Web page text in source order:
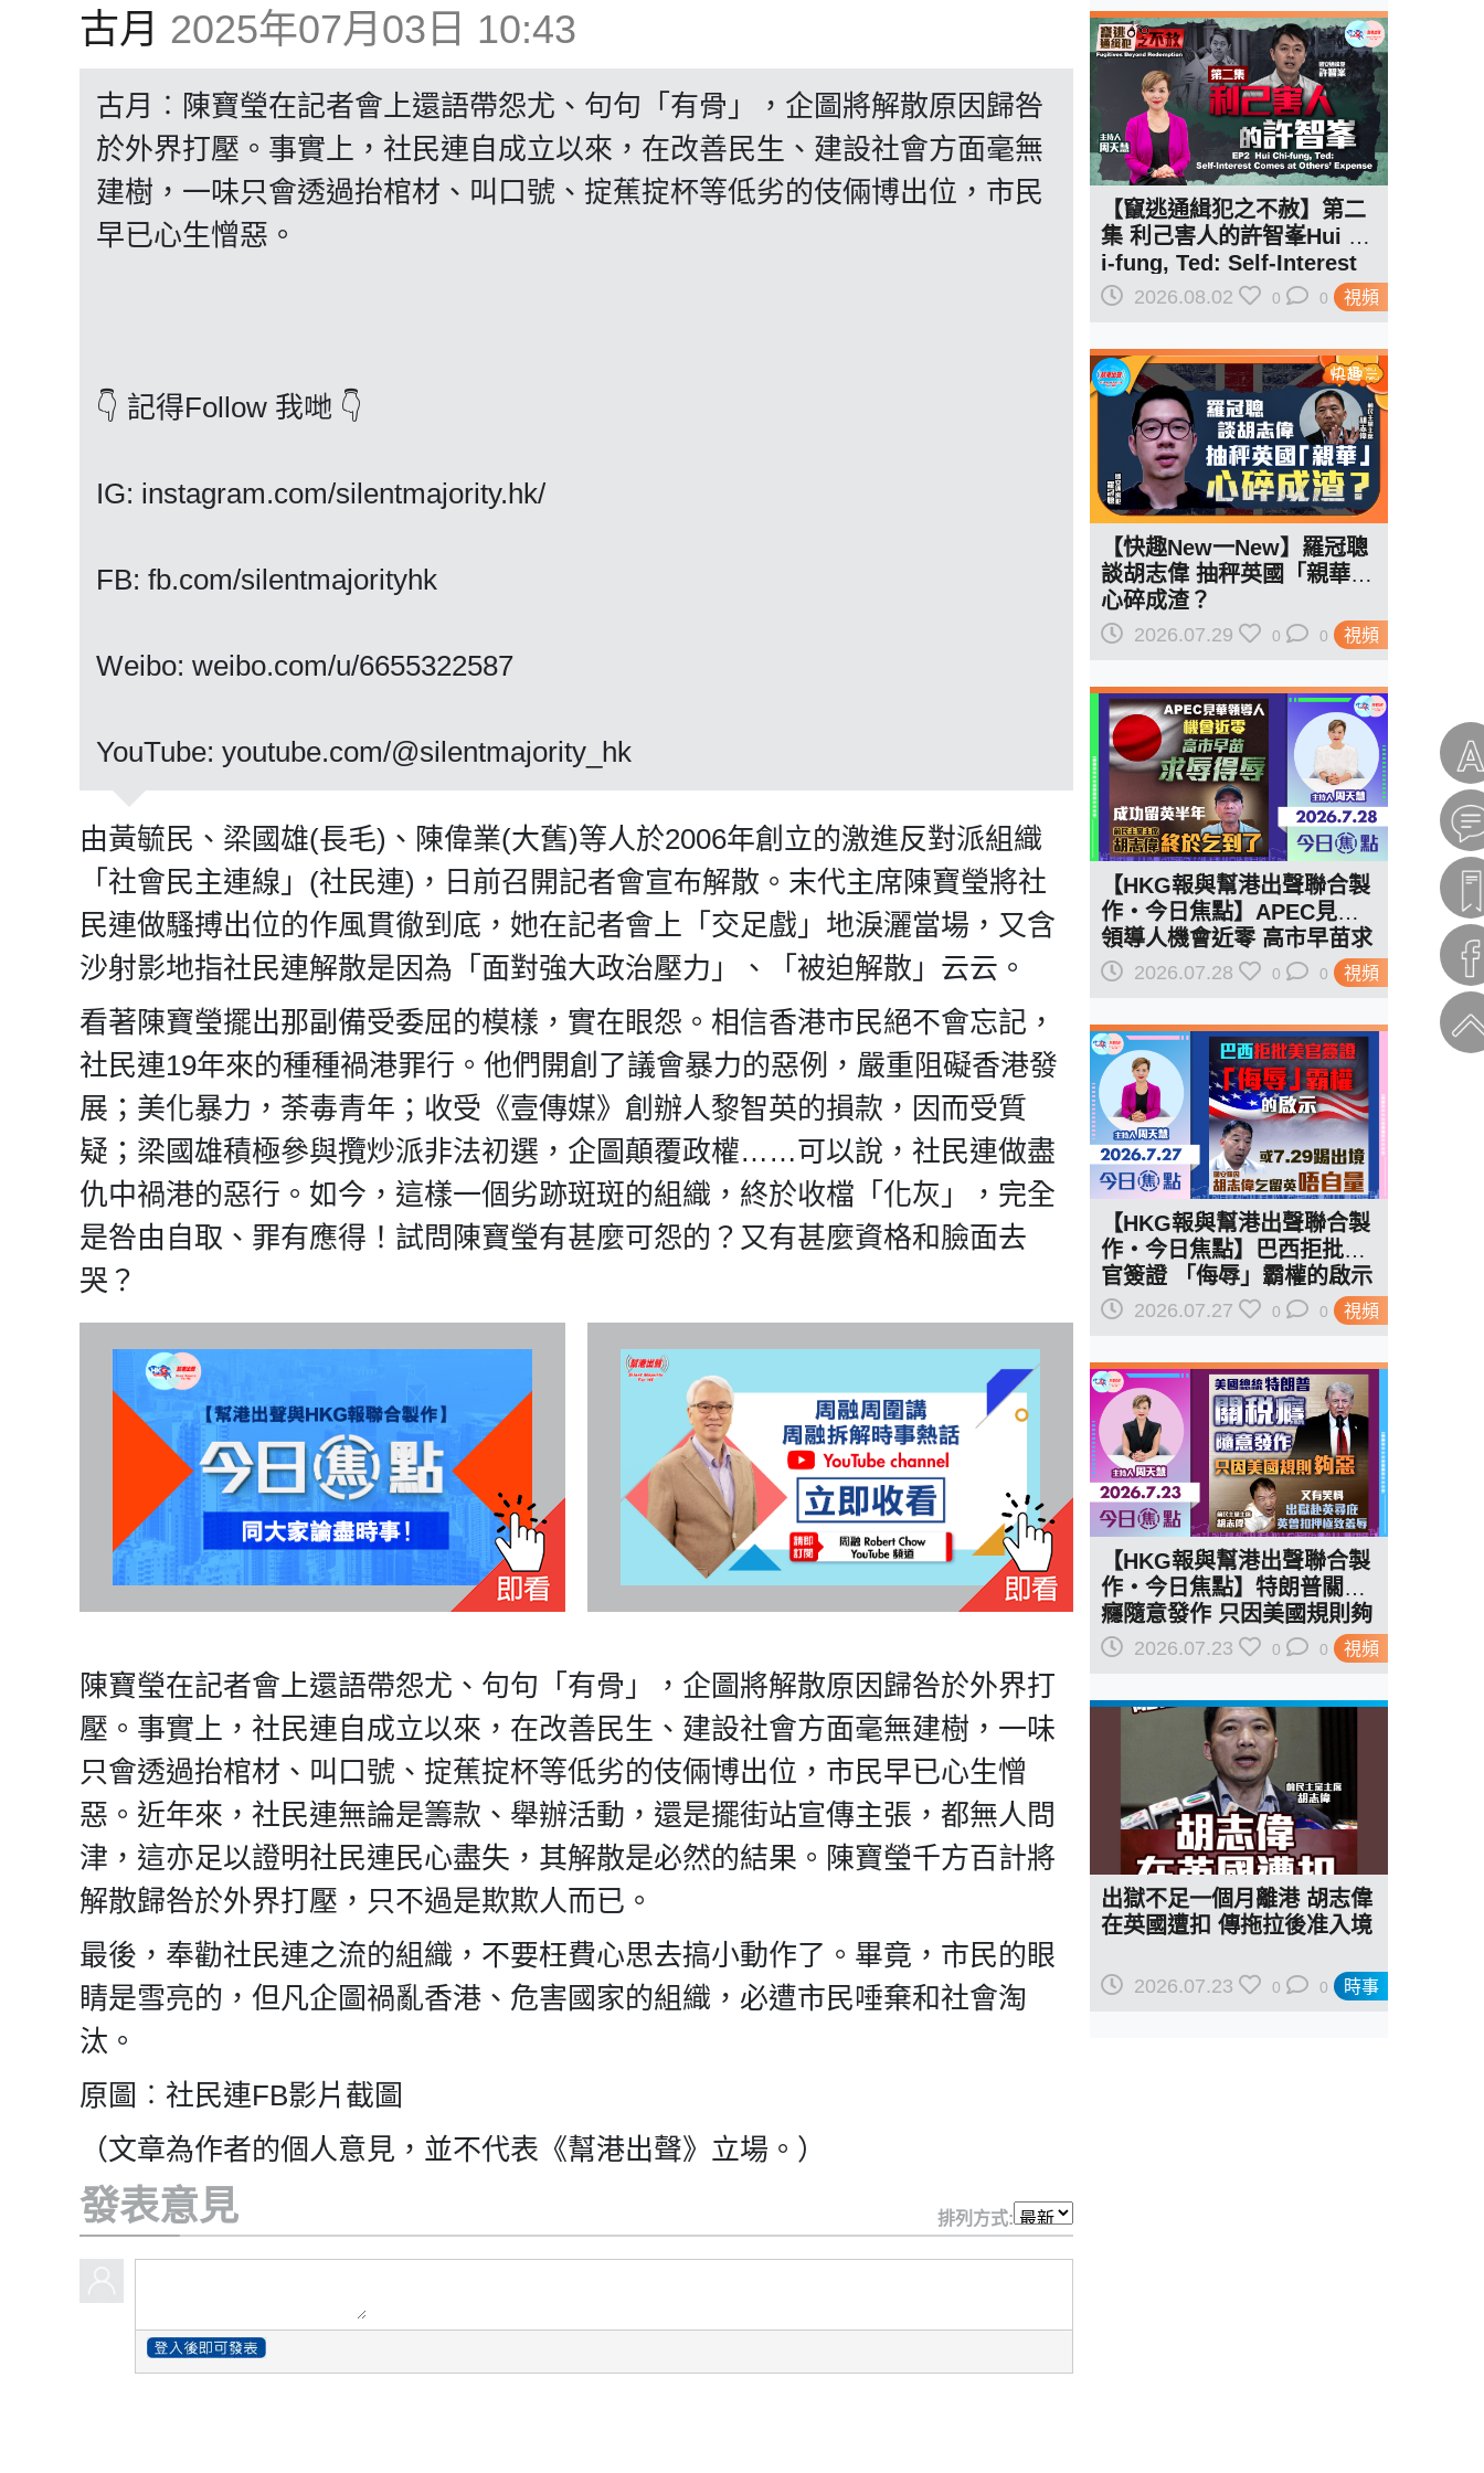
古月 2025年07月03日 10:43
古月︰陳寶瑩在記者會上還語帶怨尤、句句「有骨」，企圖將解散原因歸咎
於外界打壓。事實上，社民連自成立以來，在改善民生、建設社會方面毫無
建樹，一味只會透過抬棺材、叫口號、掟蕉掟杯等低劣的伎倆博出位，市民
早已心生憎惡。
👇 記得Follow 我哋 👇
IG: instagram.com/silentmajority.hk/
FB: fb.com/silentmajorityhk
Weibo: weibo.com/u/6655322587
YouTube: youtube.com/@silentmajority_hk
由黃毓民、梁國雄(長毛)、陳偉業(大舊)等人於2006年創立的激進反對派組織
「社會民主連線」(社民連)，日前召開記者會宣布解散。末代主席陳寶瑩將社
民連做騷搏出位的作風貫徹到底，她在記者會上「交足戲」地淚灑當場，又含
沙射影地指社民連解散是因為「面對強大政治壓力」、「被迫解散」云云。
看著陳寶瑩擺出那副備受委屈的模樣，實在眼怨。相信香港市民絕不會忘記，
社民連19年來的種種禍港罪行。他們開創了議會暴力的惡例，嚴重阻礙香港發
展；美化暴力，荼毒青年；收受《壹傳媒》創辦人黎智英的損款，因而受質
疑；梁國雄積極參與攬炒派非法初選，企圖顛覆政權……可以說，社民連做盡
仇中禍港的惡行。如今，這樣一個劣跡斑斑的組織，終於收檔「化灰」，完全
是咎由自取、罪有應得！試問陳寶瑩有甚麼可怨的？又有甚麼資格和臉面去
哭？
陳寶瑩在記者會上還語帶怨尤、句句「有骨」，企圖將解散原因歸咎於外界打
壓。事實上，社民連自成立以來，在改善民生、建設社會方面毫無建樹，一味
只會透過抬棺材、叫口號、掟蕉掟杯等低劣的伎倆博出位，市民早已心生憎
惡。近年來，社民連無論是籌款、舉辦活動，還是擺街站宣傳主張，都無人問
津，這亦足以證明社民連民心盡失，其解散是必然的結果。陳寶瑩千方百計將
解散歸咎於外界打壓，只不過是欺欺人而已。
最後，奉勸社民連之流的組織，不要枉費心思去搞小動作了。畢竟，市民的眼
睛是雪亮的，但凡企圖禍亂香港、危害國家的組織，必遭市民唾棄和社會淘
汰。
原圖︰社民連FB影片截圖
（文章為作者的個人意見，並不代表《幫港出聲》立場。）
發表意見 排列方式:
視頻
【竄逃通緝犯之不赦】第二
集 利己害人的許智峯Hui Ch
i-fung, Ted: Self-Interest
Comes at Others' Expens
2026.08.02 0 0
視頻
【快趣New一New】羅冠聰
談胡志偉 抽秤英國「親華」
心碎成渣？
2026.07.29 0 0
視頻
【HKG報與幫港出聲聯合製
作‧今日焦點】APEC見華
領導人機會近零 高市早苗求
辱得辱 成功留英半年 胡志
2026.07.28 0 0
視頻
【HKG報與幫港出聲聯合製
作‧今日焦點】巴西拒批美
官簽證 「侮辱」霸權的啟示
或7.29踢出境 胡志偉乞留英
2026.07.27 0 0
視頻
【HKG報與幫港出聲聯合製
作‧今日焦點】特朗普關稅
癮隨意發作 只因美國規則夠
惡 又有笑料 出獄赴英尋庇
2026.07.23 0 0
時事
出獄不足一個月離港 胡志偉
在英國遭扣 傳拖拉後准入境
2026.07.23 0 0